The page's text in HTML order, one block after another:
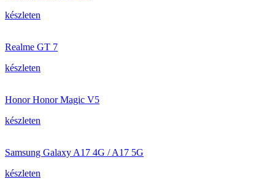
készleten
Realme GT 7
készleten
Honor Honor Magic V5
készleten
Samsung Galaxy A17 4G / A17 5G
készleten